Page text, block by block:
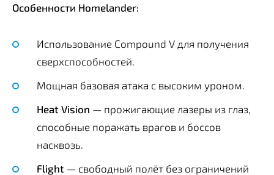
Особенности Homelander:
Использование Compound V для получения
сверхспособностей.
Мощная базовая атака с высоким уроном.
Heat Vision — прожигающие лазеры из глаз,
способные поражать врагов и боссов
насквозь.
Flight — свободный полёт без ограничений